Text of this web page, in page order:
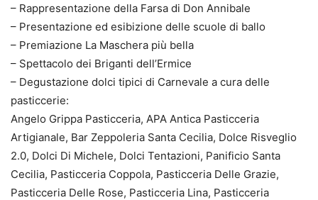
– Rappresentazione della Farsa di Don Annibale
– Presentazione ed esibizione delle scuole di ballo
– Premiazione La Maschera più bella
– Spettacolo dei Briganti dell’Ermice
– Degustazione dolci tipici di Carnevale a cura delle
pasticcerie:
Angelo Grippa Pasticceria, APA Antica Pasticceria
Artigianale, Bar Zeppoleria Santa Cecilia, Dolce Risveglio
2.0, Dolci Di Michele, Dolci Tentazioni, Panificio Santa
Cecilia, Pasticceria Coppola, Pasticceria Delle Grazie,
Pasticceria Delle Rose, Pasticceria Lina, Pasticceria